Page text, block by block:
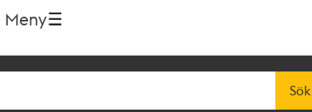
Meny
Sök